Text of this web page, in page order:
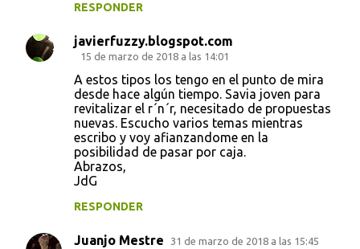
RESPONDER
javierfuzzy.blogspot.com
15 de marzo de 2018 a las 14:01
A estos tipos los tengo en el punto de mira
desde hace algún tiempo. Savia joven para
revitalizar el r´n´r, necesitado de propuestas
nuevas. Escucho varios temas mientras
escribo y voy afianzandome en la
posibilidad de pasar por caja.
Abrazos,
JdG
RESPONDER
Juanjo Mestre 31 de marzo de 2018 a las 15:45